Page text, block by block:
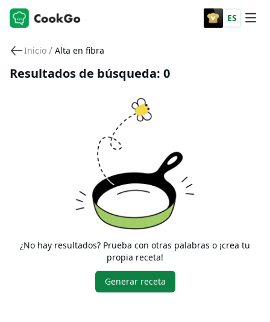
ES
Inicio / Alta en fibra
Resultados de búsqueda: 0
¿No hay resultados? Prueba con otras palabras o ¡crea tu
propia receta!
Generar receta